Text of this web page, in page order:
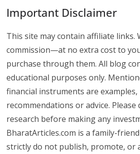
Important Disclaimer
This site may contain affiliate links.
commission—at no extra cost to
purchase through them. All blog
educational purposes only.
financial instruments are
recommendations or advice. Please
research before making any
BharatArticles.com is a family-
strictly do not publish, promote, or